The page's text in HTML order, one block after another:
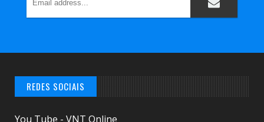
REDES SOCIAIS
You Tube - VNT Online